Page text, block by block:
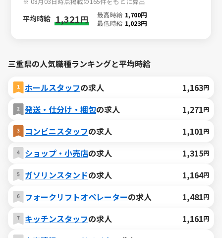
平均時給 1,321円 最高時給 1,700円
最低時給 1,023円
三重県の人気職種ランキングと平均時給
ホールスタッフの求人 1,163円
発送・仕分け・梱包の求人 1,271円
コンビニスタッフの求人 1,101円
ショップ・小売店の求人 1,315円
ガソリンスタンドの求人 1,164円
フォークリフトオペレーターの求人 1,481円
キッチンスタッフの求人 1,161円